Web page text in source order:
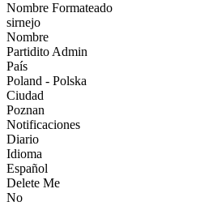
Nombre Formateado
sirnejo
Nombre
Partidito Admin
País
Poland - Polska
Ciudad
Poznan
Notificaciones
Diario
Idioma
Español
Delete Me
No